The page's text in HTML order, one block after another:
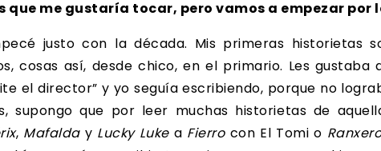
que me gustaría tocar, pero vamos a empezar por
justo con la década. Mis primeras historietas
cosas así, desde chico, en el primario. Les
el director” y yo seguía escribiendo, porque no
supongo que por leer muchas historietas de
, Mafalday Lucky Lukea Fierrocon El Tomi o